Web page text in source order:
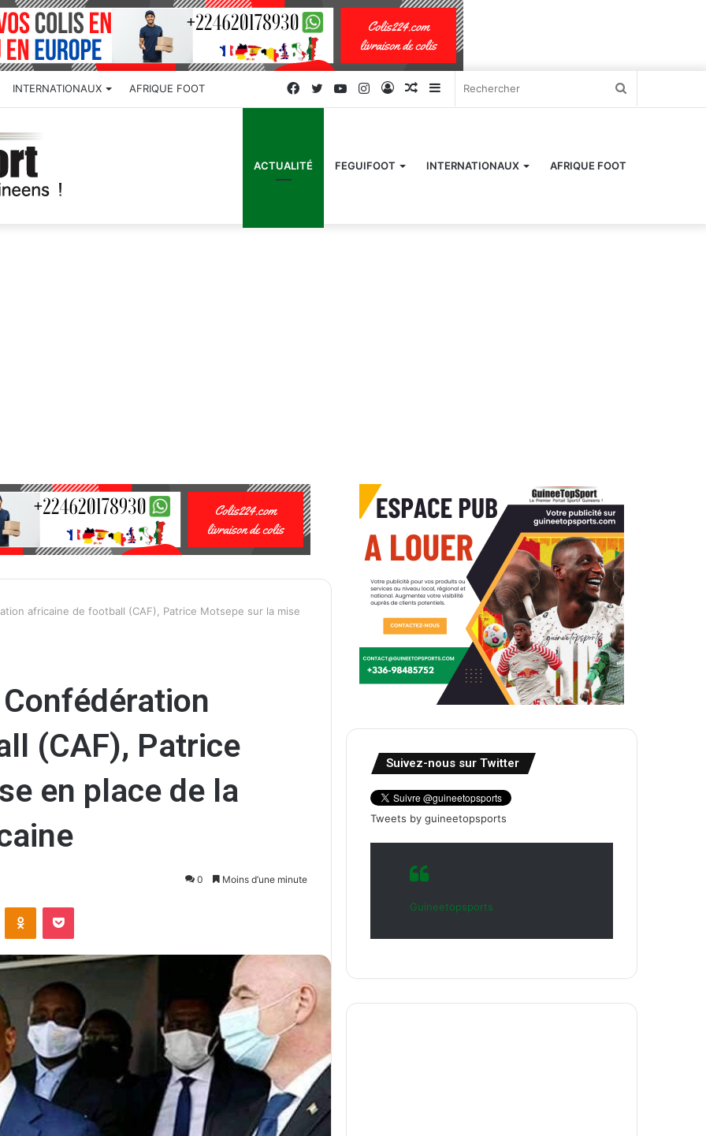
INTERNATIONAUX AFRIQUE FOOT Sidebar
latérale)
Article
Connexion
Instagram
YouTube
Twitter
Facebook
ACTUALITÉ FEGUIFOOT INTERNATIONAUX AFRIQUE FOOT
africaine de football (CAF), Patrice Motsepe sur la mise
(CAF), Patrice
en place de la
0 Moins d’une minute
Suivez-nous sur Twitter
Tweets by guineetopsports
Guineetopsports